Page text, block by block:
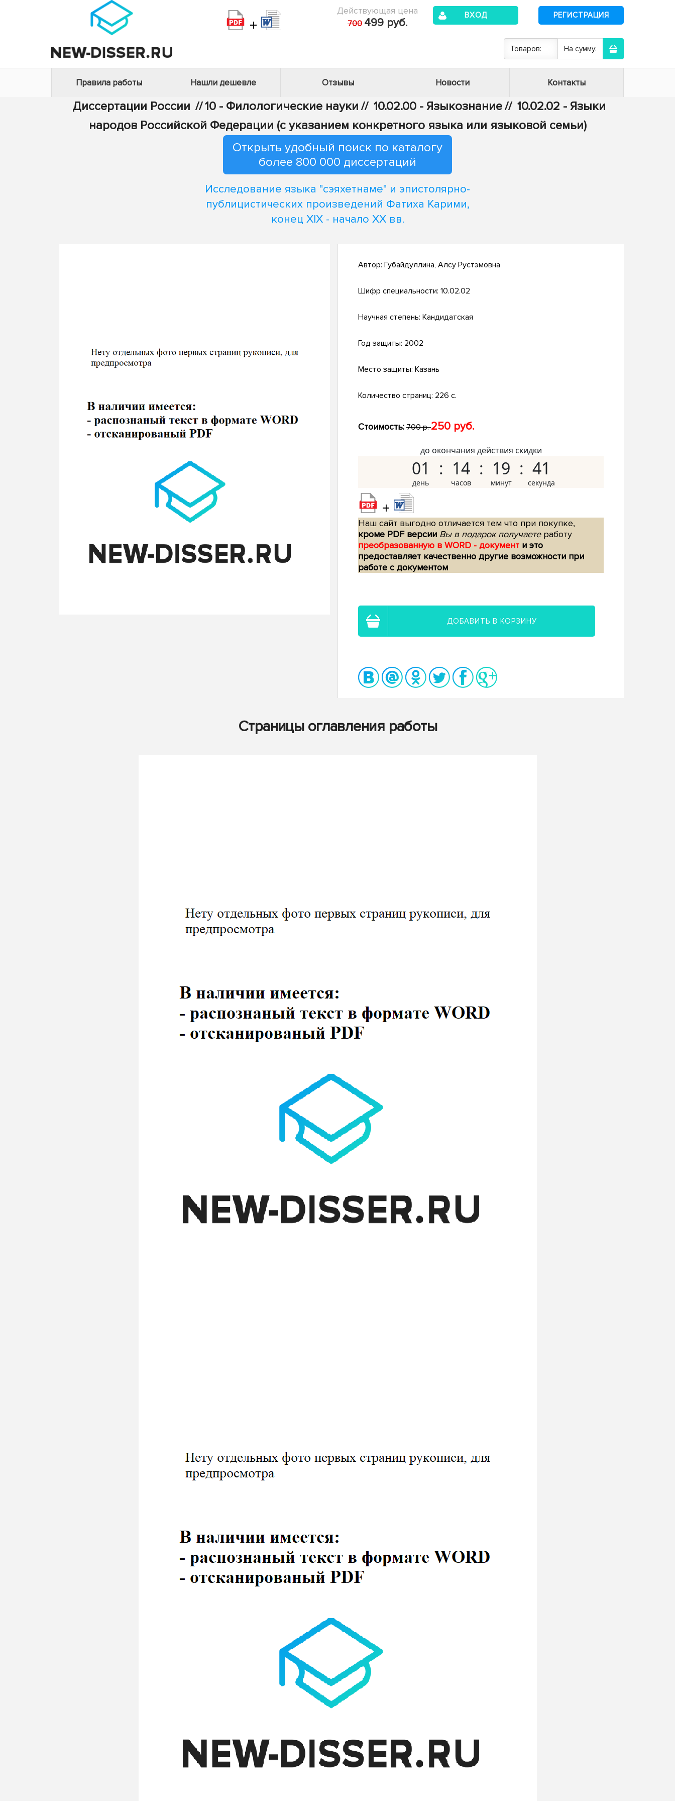
+
Действующая цена
700 499 руб.
ВХОД РЕГИСТРАЦИЯ
Товаров: На сумму:
Правила работы Нашли дешевле Отзывы Новости Контакты
Диссертации России //10 - Филологические науки // 10.02.00 - Языкознание// 10.02.02 - Языки
народов Российской Федерации (с указанием конкретного языка или языковой семьи)
Открыть удобный поиск по каталогу
более 800 000 диссертаций
Исследование языка "сэяхетнаме" и эпистолярно-
публицистических произведений Фатиха Карими,
конец ХIХ - начало ХХ вв.
Автор: Губайдуллина, Алсу Рустэмовна
Шифр специальности: 10.02.02
Научная степень: Кандидатская
Год защиты: 2002
Место защиты: Казань
Количество страниц: 226 с.
Стоимость: 700 р.250 руб.
до окончания действия скидки
01 14 19 40
+
Наш сайт выгодно отличается тем что при покупке,
кроме PDF версии Вы в подарок получаетеработу
преобразованную в WORD - документ и это
предоставляет качественно другие возможности при
работе с документом
ДОБАВИТЬ В КОРЗИНУ
Страницы оглавления работы